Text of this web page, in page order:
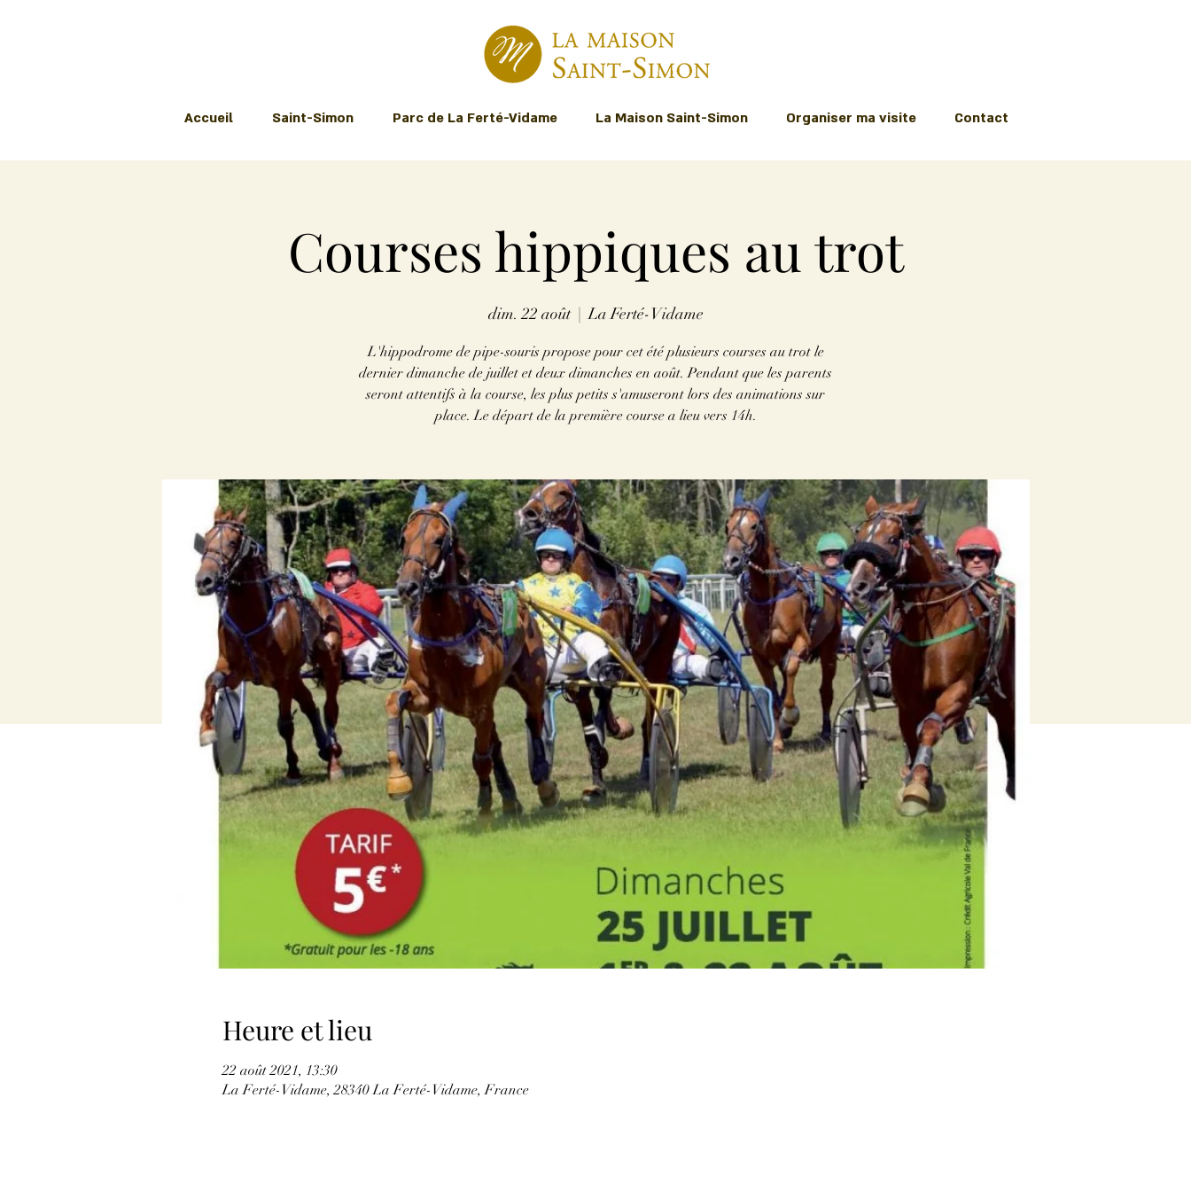
Accueil Saint-Simon Parc de La Ferté-Vidame La Maison Saint-Simon Organiser ma visite Contact
Courses hippiques au trot
dim. 22 août
  |
La Ferté-Vidame
L'hippodrome de pipe-souris propose pour cet été plusieurs courses au trot le
dernier dimanche de juillet et deux dimanches en août. Pendant que les parents
seront attentifs à la course, les plus petits s'amuseront lors des animations sur
place. Le départ de la première course a lieu vers 14h.
Heure et lieu
22 août 2021, 13:30
La Ferté-Vidame, 28340 La Ferté-Vidame, France